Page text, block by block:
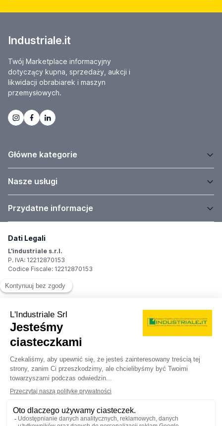
Industriale.it
Twój Marketplace informacyjny
dotyczący kupna, sprzedaży, aukcji i
likwidacji obrabiarek i maszyn
przemysłowych.
Główne kategorie
Nasze usługi
Przydatne informacje
Dati Legali
L'industriale s.r.l.
P. IVA: 12212870153
Codice Fiscale: 12212870153
Sede Legale
20148 Milano (MI)
Italy
Registro Imprese
REA: MI-1539011
Capitale sociale: Euro 10.400,00 i.v.
Contatti
info@industriale.it
PEC:industriale@pec.industriale.it